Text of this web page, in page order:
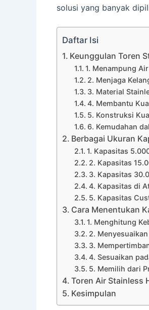
solusi yang banyak
Daftar Isi
Keunggulan Toren
1. Menampung
2. Menjaga
3. Material
4. Membantu
5. Konstruksi
6. Kemudahan
Berbagai Ukuran
1. Kapasitas
2. Kapasitas
3. Kapasitas
4. Kapasitas di
5. Kapasitas
Cara Menentukan
1. Menghitung
2.
3.
4. Sesuaikan
5. Memilih dari
Toren Air Stainless
Kesimpulan